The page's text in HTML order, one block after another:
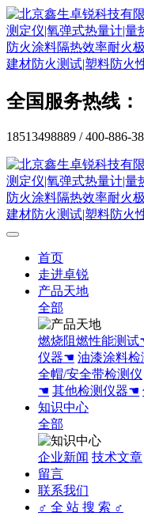
全国服务热线：
18513498889 / 400-886-
首页
走进卓锐
产品天地
全部
燃烧阻燃性能测
仪器☚ 油漆涂料
全帽/安全带检测仪
☚ 其他检测仪器☚
知识中心
全部
企业新闻 技术文章
留言
联系我们
♂ 全 站 搜 索 ♂